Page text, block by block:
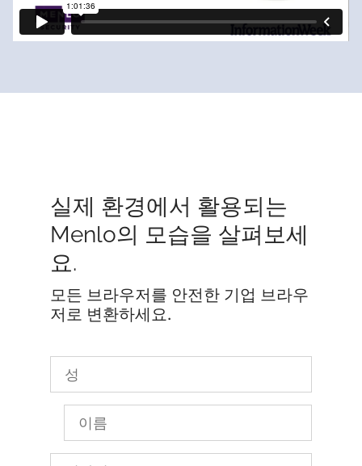
실제 환경에서 활용되는
Menlo의 모습을 살펴보세
요.
모든 브라우저를 안전한 기업 브라우
저로 변환하세요.